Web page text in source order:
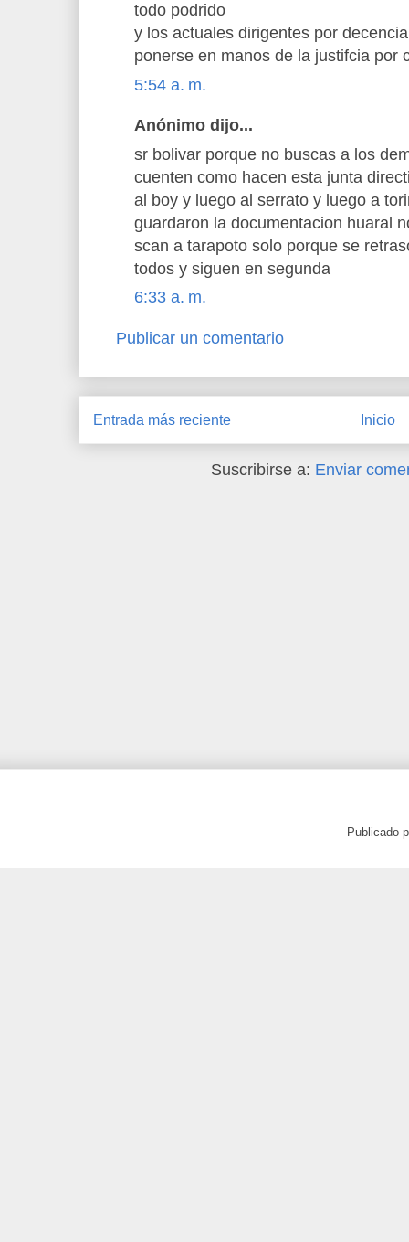
todo podrido
y los actuales dirigentes por
ponerse en manos de la justifcia por
5:54 a. m.
Anónimo dijo...
sr bolivar porque no buscas a los
cuenten como hacen esta junta
al boy y luego al serrato y luego a
guardaron la documentacion huaral
scan a tarapoto solo porque se
todos y siguen en segunda
6:33 a. m.
Publicar un comentario
Entrada más reciente Inicio
Suscribirse a: Enviar
Publicado